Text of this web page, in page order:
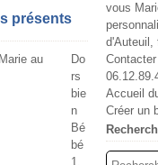
présents
Do
rs
bie
n
Bé
bé
1,
vous
d'Auteuil,
Accueil
Créer un